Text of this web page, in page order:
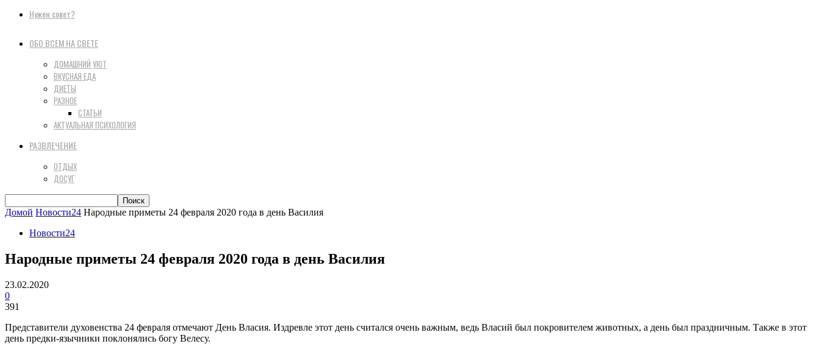
Нужен совет?
ОБО ВСЕМ НА СВЕТЕ
ДОМАШНИЙ УЮТ
ВКУСНАЯ ЕДА
ДИЕТЫ
РАЗНОЕ
СТАТЬИ
АКТУАЛЬНАЯ ПСИХОЛОГИЯ
РАЗВЛЕЧЕНИЕ
ОТДЫХ
ДОСУГ
Домой Новости24 Народные приметы 24 февраля 2020 года в день Василия
Новости24
Народные приметы 24 февраля 2020 года в день Василия
23.02.2020
0
391
Представители духовенства 24 февраля отмечают День Власия. Издревле этот день считался очень важным, ведь Власий был покровителем животных, а день был праздничным. Также в этот
день предки-язычники поклонялись богу Велесу.